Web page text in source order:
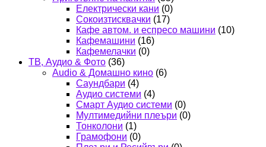
Електрически кани (0)
Сокоизтисквачки (17)
Кафе автом. и еспресо машини (10)
Кафемашини (16)
Кафемелачки (0)
ТВ, Аудио & Фото (36)
Audio & Домашно кино (6)
Саундбари (4)
Аудио системи (4)
Смарт Аудио системи (0)
Мултимедийни плеъри (0)
Тонколони (1)
Грамофони (0)